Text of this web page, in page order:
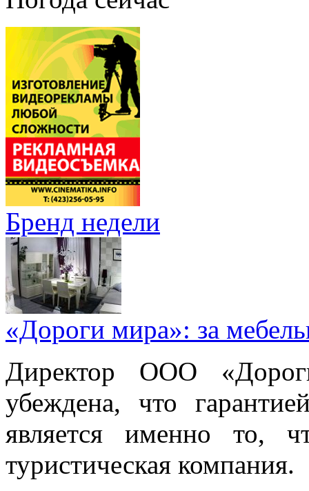
Бренд недели
«Дороги мира»: за
Директор ООО
убеждена, что
является именно то,
туристическая компания.